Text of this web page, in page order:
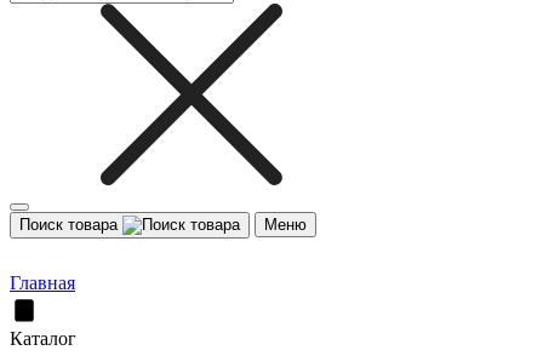
Поиск товара Меню
Главная
Каталог